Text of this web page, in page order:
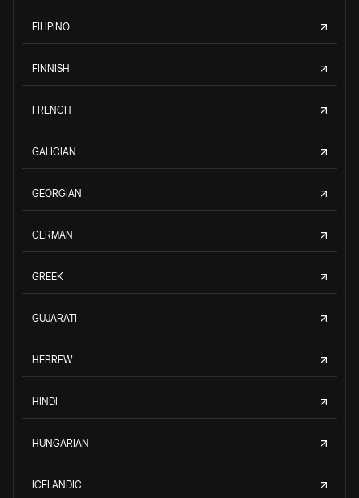
FILIPINO
FINNISH
FRENCH
GALICIAN
GEORGIAN
GERMAN
GREEK
GUJARATI
HEBREW
HINDI
HUNGARIAN
ICELANDIC